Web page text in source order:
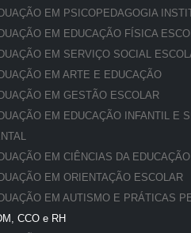
EM PSICOPEDAGOGIA
EM EDUCAÇÃO FÍSICA
EM SERVIÇO SOCIAL
EM ARTE E EDUCAÇÃO
EM GESTÃO ESCOLAR
EM EDUCAÇÃO INFANTIL E
EM CIÊNCIAS DA EDUCAÇÃO
EM ORIENTAÇÃO ESCOLAR
EM AUTISMO E PRÁTICAS
CCO e RH